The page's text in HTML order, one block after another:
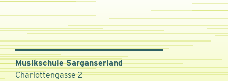
Musikschule Sarganserland
Charlottengasse 2